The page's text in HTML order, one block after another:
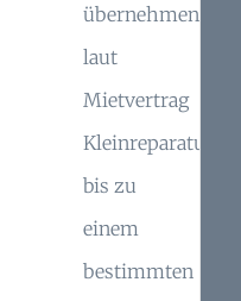
übernehmen
laut
Mietvertrag
Kleinreparaturen
bis zu
einem
bestimmten